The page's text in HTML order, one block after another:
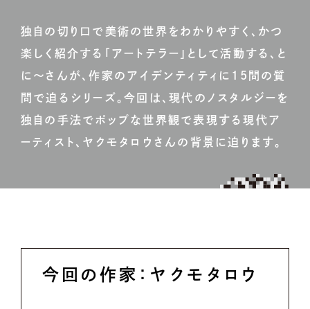
独自の切り口で美術の世界をわかりやすく、かつ
楽しく紹介する「アートテラー」として活動する、と
に〜さんが、作家のアイデンティティに15問の質
問で迫るシリーズ。今回は、現代のノスタルジーを
独自の手法でポップな世界観で表現する現代ア
ーティスト、ヤクモタロウさんの背景に迫ります。
今回の作家：ヤクモタロウ